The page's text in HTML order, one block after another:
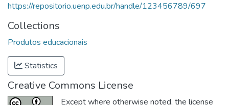
https://repositorio.uenp.edu.br/handle/123456789/697
Collections
Produtos educacionais
Statistics
Creative Commons License
Except where otherwise noted, the license